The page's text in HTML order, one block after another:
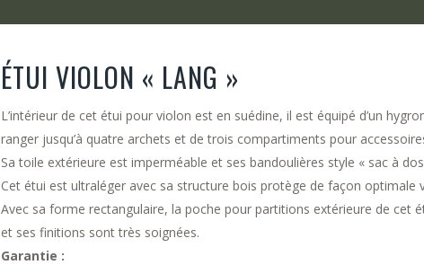
ÉTUI VIOLON « LANG »
L’intérieur de cet étui pour violon est en suédine, il est équipé d’un
ranger jusqu’à quatre archets et de trois compartiments pour
Sa toile extérieure est imperméable et ses bandoulières style « sac à
Cet étui est ultraléger avec sa structure bois protège de façon optimale
Avec sa forme rectangulaire, la poche pour partitions extérieure de cet
et ses finitions sont très soignées.
Garantie :